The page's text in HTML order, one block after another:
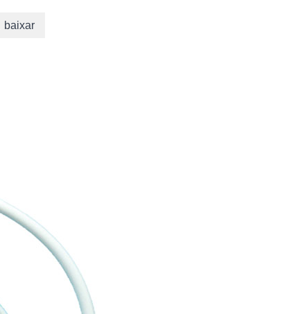
baixar